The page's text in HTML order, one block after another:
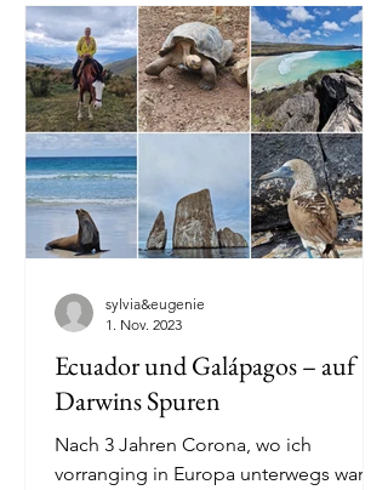
Ecuador und Galápagos – auf
Darwins Spuren
Nach 3 Jahren Corona, wo ich
vorranging in Europa unterwegs war,
sylvia&eugenie
1. Nov. 2023